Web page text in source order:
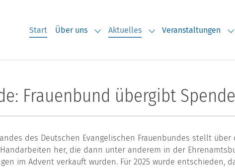
Start Über uns
Submenu for "Über uns"
Aktuelles
Submenu for "Aktuelles"
Veranstaltungen
Frauenbund übergibt Spende
des Deutschen Evangelischen Frauenbundes stellt über
her, die dann unter anderem in der
im Advent verkauft wurden. Für 2025 wurde entschieden,